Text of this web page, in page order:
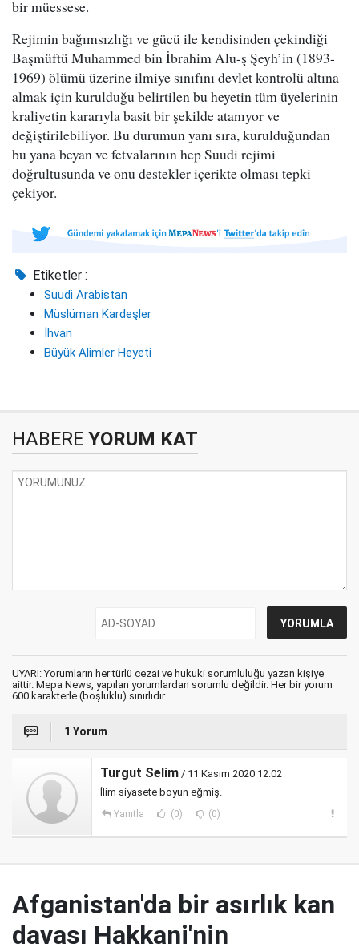
bir müessese.
Rejimin bağımsızlığı ve gücü ile kendisinden çekindiği
Başmüftü Muhammed bin İbrahim Alu-ş Şeyh’in (1893-
1969) ölümü üzerine ilmiye sınıfını devlet kontrolü altına
almak için kurulduğu belirtilen bu heyetin tüm üyelerinin
kraliyetin kararıyla basit bir şekilde atanıyor ve
değiştirilebiliyor. Bu durumun yanı sıra, kurulduğundan
bu yana beyan ve fetvalarının hep Suudi rejimi
doğrultusunda ve onu destekler içerikte olması tepki
çekiyor.
Etiketler :
Suudi Arabistan
Müslüman Kardeşler
İhvan
Büyük Alimler Heyeti
HABERE YORUM KAT
UYARI: Yorumların her türlü cezai ve hukuki sorumluluğu yazan kişiye
aittir. Mepa News, yapılan yorumlardan sorumlu değildir. Her bir yorum
600 karakterle (boşluklu) sınırlıdır.
1 Yorum
Turgut Selim / 11 Kasım 2020 12:02
İlim siyasete boyun eğmiş.
Yanıtla (0) (0)
Afganistan'da bir asırlık kan
davası Hakkani'nin